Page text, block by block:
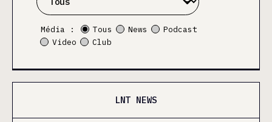
Média : Tous News
Podcast
Video
Club
LNT NEWS